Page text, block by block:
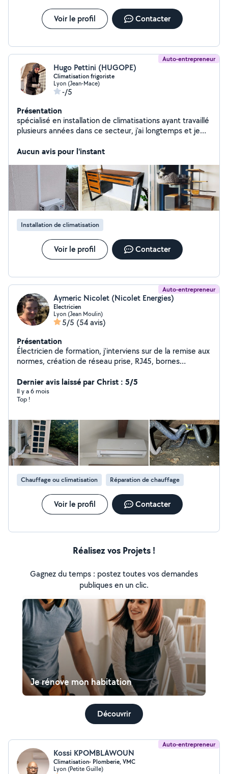
Voir le profil Contacter
Auto-entrepreneur
Hugo Pettini (HUGOPE)
Climatisation frigoriste
Lyon (Jean-Mace)
-/5
Présentation
spécialisé en installation de climatisations ayant travaillé
plusieurs années dans ce secteur, j'ai longtemps et je
Aucun avis pour l'instant
Installation de climatisation
Voir le profil Contacter
Auto-entrepreneur
Aymeric Nicolet (Nicolet Energies)
Electricien
Lyon (Jean Moulin)
5/5 (54 avis)
Présentation
Électricien de formation, j'interviens sur de la remise aux
normes, création de réseau prise, RJ45, bornes
électrique en tous genre (pose de tringles à rideau,
montage de meubles, montage et fixation de meubles)
Électricien titulaire d'un BAC professionnel
Dernier avis laissé par Christ : 5/5
Il y a 6 mois
Top !
Chauffage ou climatisation Réparation de chauffage
Voir le profil Contacter
Réalisez vos Projets !
Gagnez du temps : postez toutes vos demandes
publiques en un clic.
Je rénove mon habitation
Découvrir
Auto-entrepreneur
Kossi KPOMBLAWOUN
Climatisation- Plomberie, VMC
Lyon (Petite Guille)